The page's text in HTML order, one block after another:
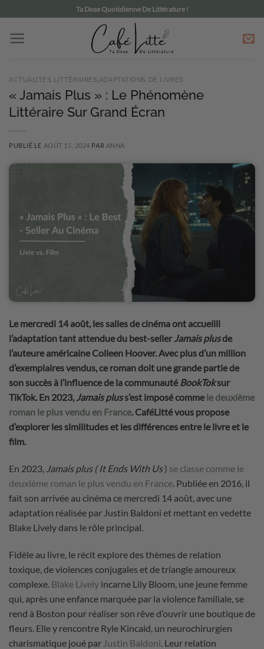
au
contenu
Ta Dose Quotidienne De Littérature !
ACTUALITÉS LITTÉRAIRES,ADAPTATIONS DE LIVRES
« Jamais Plus » : Le Phénomène
Littéraire Sur Grand Écran
PUBLIÉ LE AOÛT 15, 2024 PAR ANNA
Le mercredi 14 août, les salles de cinéma ont accueilli
l’adaptation tant attendue du best-sellerJamais plusde
l’auteure américaine Colleen Hoover. Avec plus d’un million
d’exemplaires vendus, ce roman doit une grande partie de
son succès à l’influence de la communautéBookToksur
TikTok. En 2023, Jamais pluss’est imposé commele deuxième
roman le plus vendu en France. CaféLitté vous propose
d’explorer les similitudes et les différences entre le livre et le
film.
En 2023, Jamais plus ( It Ends With Us) se classe comme le
deuxième roman le plus vendu en France. Publiée en 2016, il
fait son arrivée au cinéma ce mercredi 14 août, avec une
adaptation réalisée par Justin Baldoni et mettant en vedette
Blake Lively dans le rôle principal.
Fidèle au livre, le récit explore des thèmes de relation
toxique, de violences conjugales et de triangle amoureux
complexe. Blake Lively incarne Lily Bloom, une jeune femme
qui, après une enfance marquée par la violence familiale, se
rend à Boston pour réaliser son rêve d’ouvrir une boutique de
fleurs. Elle y rencontre Ryle Kincaid, un neurochirurgien
charismatique joué par Justin Baldoni . Leur relation